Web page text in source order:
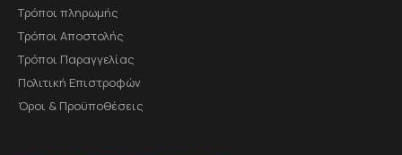
Τρόποι πληρωμής
Τρόποι Αποστολής
Τρόποι Παραγγελίας
Πολιτική Επιστροφών
Όροι & Προϋποθέσεις